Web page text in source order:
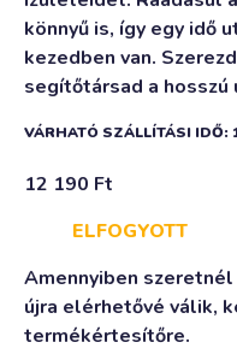
könnyű is, így egy idő
kezedben van.
segítőtársad a hosszú
VÁRHATÓ SZÁLLÍTÁSI IDŐ:
12 190 Ft
ELFOGYOTT
Amennyiben
újra elérhetővé válik,
termékértesítőre.